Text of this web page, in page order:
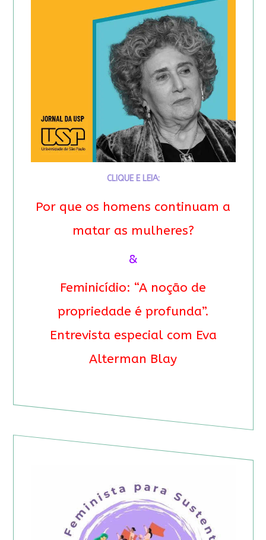
CLIQUE E LEIA:
Por que os homens continuam a
matar as mulheres?
&
Feminicídio: “A noção de
propriedade é profunda”.
Entrevista especial com Eva
Alterman Blay